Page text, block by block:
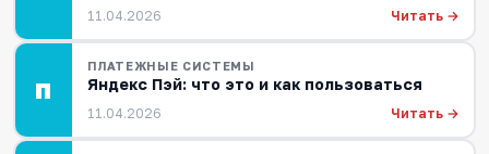
11.04.2026 Читать →
П
ПЛАТЕЖНЫЕ СИСТЕМЫ
Яндекс Пэй: что это и как пользоваться
11.04.2026 Читать →